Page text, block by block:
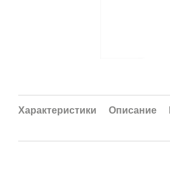
Характеристики Описание